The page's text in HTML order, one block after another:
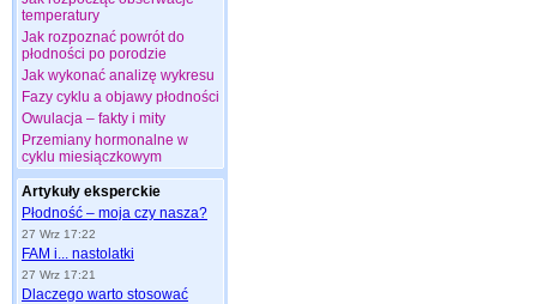
temperatury
Jak rozpoznać powrót do
płodności po porodzie
Jak wykonać analizę wykresu
Fazy cyklu a objawy płodności
Owulacja – fakty i mity
Przemiany hormonalne w
cyklu miesiączkowym
Artykuły eksperckie
Płodność – moja czy nasza?
27 Wrz 17:22
FAM i... nastolatki
27 Wrz 17:21
Dlaczego warto stosować